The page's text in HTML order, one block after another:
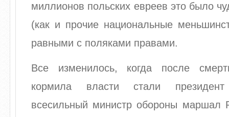
миллионов польских евреев это было
(как и прочие национальные
равными с поляками правами.
Все изменилось, когда после
кормила власти стали
всесильный министр обороны маршал